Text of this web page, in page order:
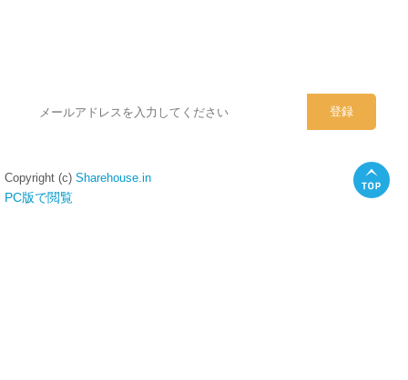
Copyright (c) Sharehouse.in
PC版で閲覧